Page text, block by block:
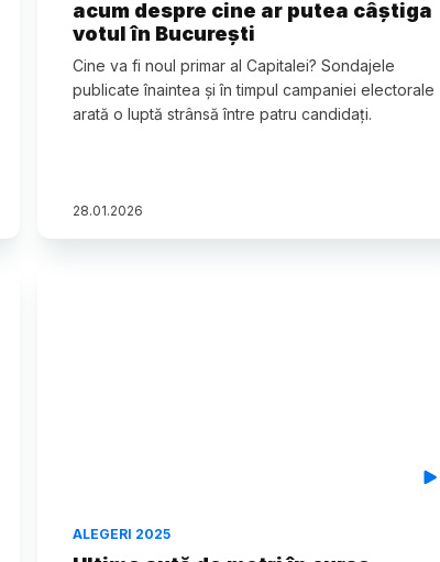
acum despre cine ar putea câștiga
votul în București
Cine va fi noul primar al Capitalei? Sondajele
publicate înaintea și în timpul campaniei electorale
arată o luptă strânsă între patru candidați.
28.01.2026
ALEGERI 2025